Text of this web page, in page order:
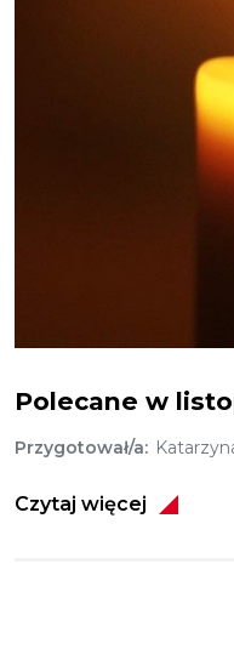
Polecane w
Przygotował/a
Czytaj więcej